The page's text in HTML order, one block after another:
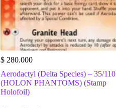
$280.000
Aerodactyl (Delta Species) – 35/110
(HOLON PHANTOMS) (Stamp
Holofoil)